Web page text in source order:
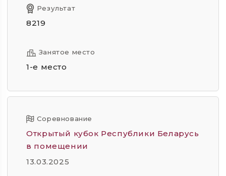
Результат
8219
Занятое место
1-е место
Соревнование
Открытый кубок Республики Беларусь
в помещении
13.03.2025